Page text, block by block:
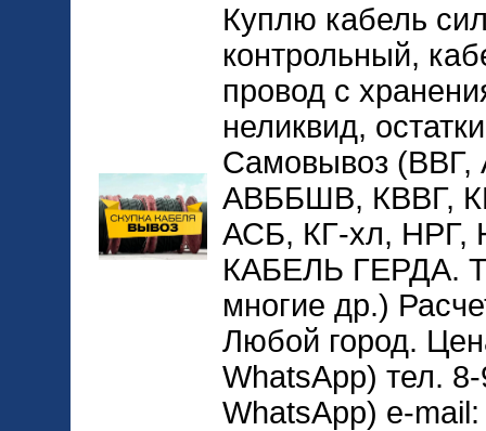
Куплю кабель
контрольный,
провод с
неликвид,
Самовывоз
АВББШВ, КВВГ,
АСБ, КГ-хл,
КАБЕЛЬ ГЕРДА.
многие др.)
Любой город.
WhatsApp) тел.
WhatsApp) e-